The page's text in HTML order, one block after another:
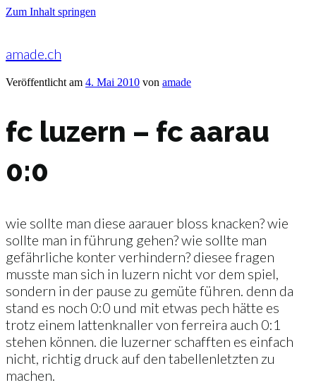
Zum Inhalt springen
amade.ch
Veröffentlicht am 4. Mai 2010 von amade
fc luzern – fc aarau
0:0
wie sollte man diese aarauer bloss knacken? wie
sollte man in führung gehen? wie sollte man
gefährliche konter verhindern? diesee fragen
musste man sich in luzern nicht vor dem spiel,
sondern in der pause zu gemüte führen. denn da
stand es noch 0:0 und mit etwas pech hätte es
trotz einem lattenknaller von ferreira auch 0:1
stehen können. die luzerner schafften es einfach
nicht, richtig druck auf den tabellenletzten zu
machen.